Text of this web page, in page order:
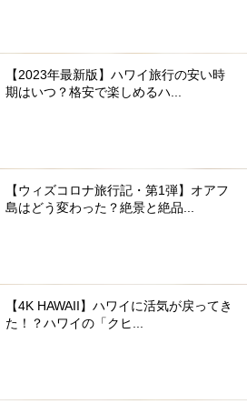
【2023年最新版】ハワイ旅行の安い時
期はいつ？格安で楽しめるハ...
【ウィズコロナ旅行記・第1弾】オアフ
島はどう変わった？絶景と絶品...
【4K HAWAII】ハワイに活気が戻ってき
た！？ハワイの「クヒ...